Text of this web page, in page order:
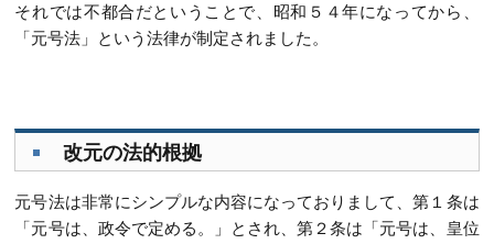
それでは不都合だということで、昭和５４年になってから、
「元号法」という法律が制定されました。
改元の法的根拠
元号法は非常にシンプルな内容になっておりまして、第１条は
「元号は、政令で定める。」とされ、第２条は「元号は、皇位